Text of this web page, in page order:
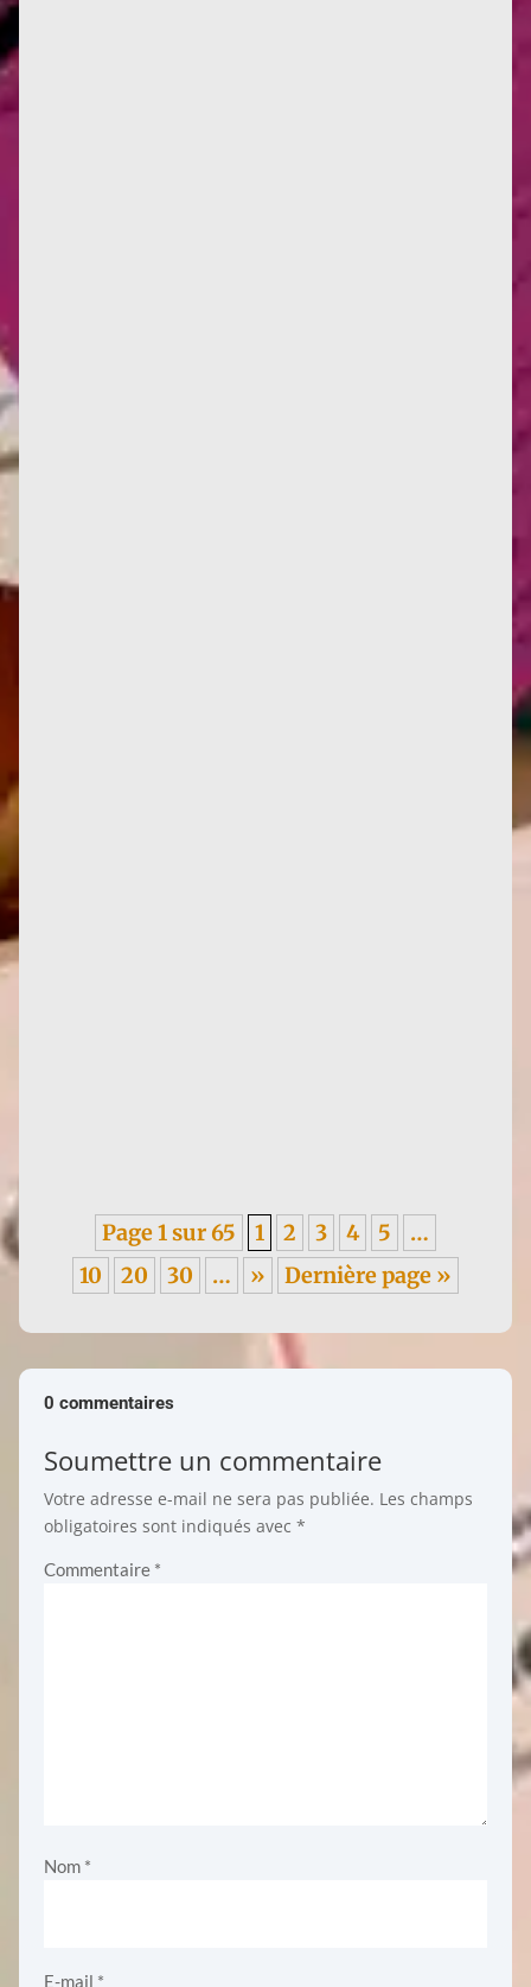
Page 1 sur 65 1 2 3 4 5
…
10
20 30 … » Dernière page »
0 commentaires
Soumettre un commentaire
Votre adresse e-mail ne sera pas publiée. Les champs
obligatoires sont indiqués avec *
Commentaire *
Nom *
E-mail *